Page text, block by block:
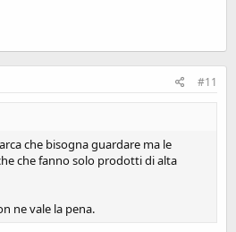
#11
che bisogna guardare ma le
che fanno solo prodotti di alta
ne vale la pena.